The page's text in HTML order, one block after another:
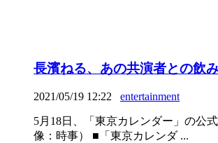
長濱ねる、あの共演者との飲
2021/05/19 12:22 entertainment
5月18日、「東京カレンダー」の公
像：時事） ■「東京カレンダ ...